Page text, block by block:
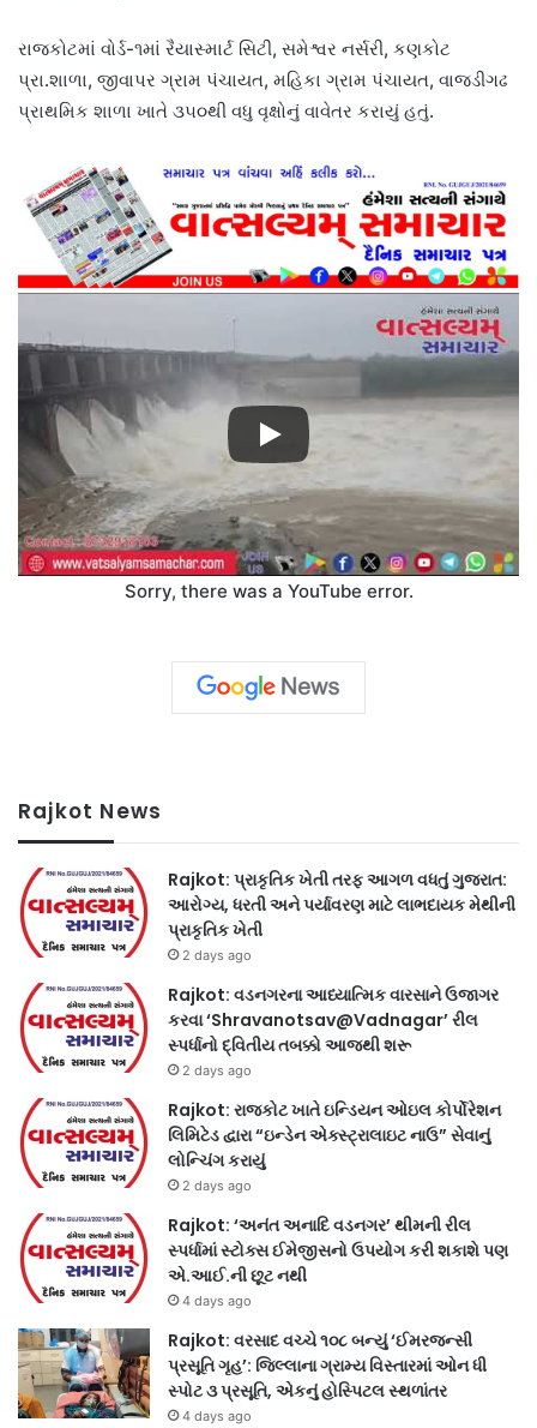
રાજકોટમાં વોર્ડ-૧માં રૈયાસ્માર્ટ સિટી, સમેશ્વર નર્સરી, કણકોટ
પ્રા.શાળા, જીવાપર ગ્રામ પંચાયત, મહિકા ગ્રામ પંચાયત, વાજડીગઢ
પ્રાથમિક શાળા ખાતે ૩૫૦થી વધુ વૃક્ષોનું વાવેતર કરાયું હતું.
Sorry, there was a YouTube error.
Rajkot News
Rajkot: પ્રાકૃતિક ખેતી તરફ આગળ વધતું ગુજરાત:
આરોગ્ય, ધરતી અને પર્યાવરણ માટે લાભદાયક મેથીની
પ્રાકૃતિક ખેતી
2 days ago
Rajkot: વડનગરના આધ્યાત્મિક વારસાને ઉજાગર
કરવા ‘Shravanotsav@Vadnagar’ રીલ
સ્પર્ધાનો દ્વિતીય તબક્કો આજથી શરૂ
2 days ago
Rajkot: રાજકોટ ખાતે ઇન્ડિયન ઓઇલ કોર્પોરેશન
લિમિટેડ દ્વારા “ઇન્ડેન એક્સ્ટ્રાલાઇટ નાઉ” સેવાનું
લોન્ચિંગ કરાયું
2 days ago
Rajkot: ‘અનંત અનાદિ વડનગર’ થીમની રીલ
સ્પર્ધામાં સ્ટોક્સ ઈમેજીસનો ઉપયોગ કરી શકાશે પણ
એ.આઈ.ની છૂટ નથી
4 days ago
Rajkot: વરસાદ વચ્ચે ૧૦૮ બન્યું ‘ઈમરજન્સી
પ્રસૂતિ ગૃહ’: જિલ્લાના ગ્રામ્ય વિસ્તારમાં ઓન ધી
સ્પોટ ૩ પ્રસૂતિ, એકનું હોસ્પિટલ સ્થળાંતર
4 days ago